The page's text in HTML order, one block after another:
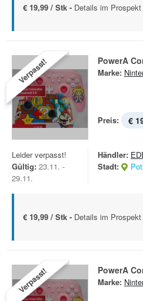
€ 19,99 / Stk - Details im Prospekt
Verpasst! PowerA
Marke:
Preis: €
Leider verpasst!
Gültig: 23.11. -
29.11.
Händler:
Stadt:
€ 19,99 / Stk - Details im Prospekt
Verpasst! PowerA
Marke: